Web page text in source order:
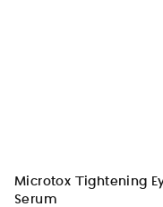
Microtox Tightening
Serum